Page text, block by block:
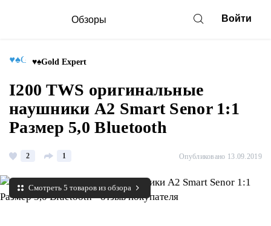
Обзоры Войти
♥♠Gold Expert
I200 TWS оригинальные
наушники A2 Smart Senor 1:1
Размер 5,0 Bluetooth
2 1 Опубликовано 13.09.2019
Смотреть 5 товаров из обзора